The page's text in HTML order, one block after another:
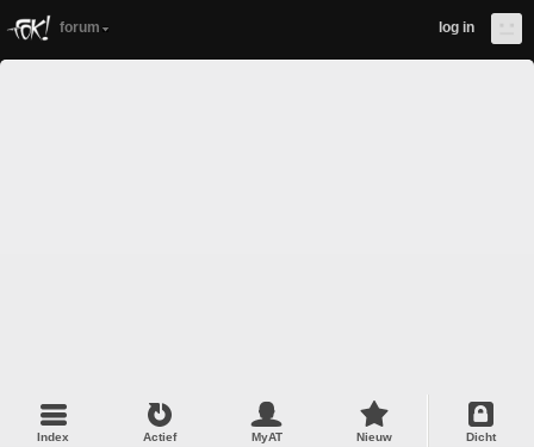
forum log in
Index Actief MyAT Nieuw Dicht